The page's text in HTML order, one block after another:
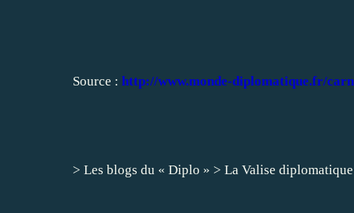
Source : http://www.monde-diplomatique.fr/
> Les blogs du « Diplo » > La Valise diplomatique